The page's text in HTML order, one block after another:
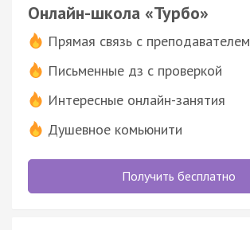
Онлайн-школа «Турбо»
Прямая связь с преподавателем
Письменные дз с проверкой
Интересные онлайн-занятия
Душевное комьюнити
Получить бесплатно